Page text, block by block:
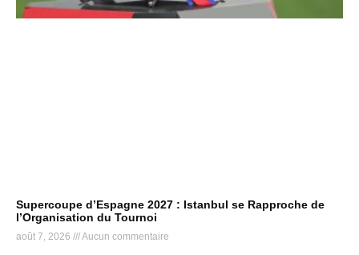
Supercoupe d’Espagne 2027 : Istanbul se Rapproche de
l’Organisation du Tournoi
août 7, 2026 Aucun commentaire